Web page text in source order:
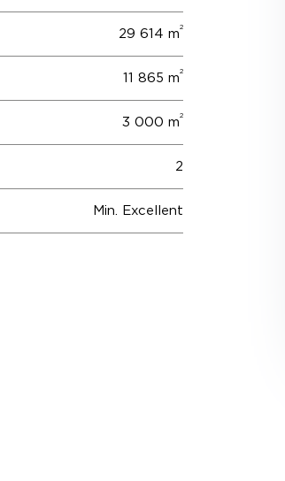
29 614 m2
11 865 m2
3 000 m2
2
Min. Excellent